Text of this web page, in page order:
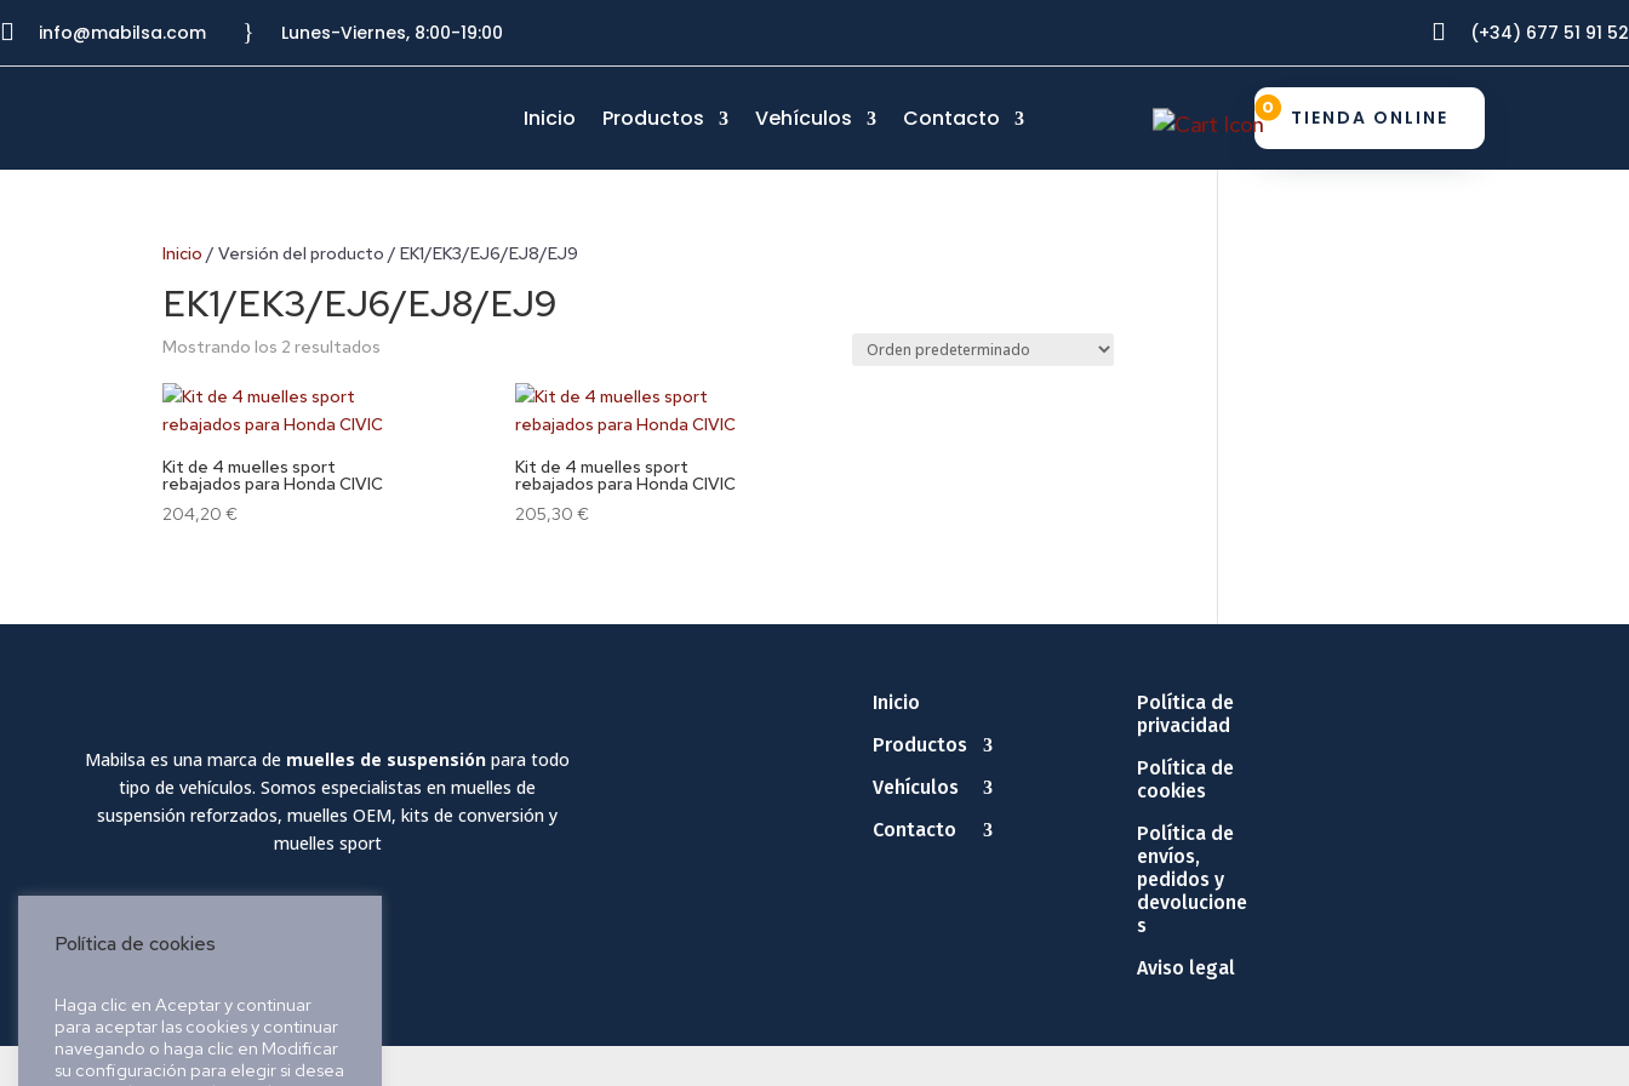
 info@mabilsa.com } Lunes-Viernes, 8:00-19:00  (+34) 677 51 91 52
Inicio Productos Vehículos Contacto TIENDA ONLINE
0
Inicio / Versión del producto / EK1/EK3/EJ6/EJ8/EJ9
EK1/EK3/EJ6/EJ8/EJ9
Mostrando los 2 resultados
Kit de 4 muelles sport
rebajados para Honda CIVIC
204,20€
Kit de 4 muelles sport
rebajados para Honda CIVIC
205,30 €
Mabilsa es una marca de muelles de suspensión para todo
tipo de vehículos. Somos especialistas en muelles de
suspensión reforzados, muelles OEM, kits de conversión y
muelles sport
Inicio
Productos
Vehículos
Contacto
Política de
privacidad
Política de
cookies
Política de
envíos,
pedidos y
devolucione
s
Aviso legal
Política de cookies
Haga clic en Aceptar y continuar
para aceptar las cookies y continuar
navegando o haga clic en Modificar
su configuración para elegir si desea